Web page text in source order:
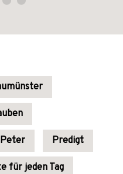
Predigt
für jeden Tag